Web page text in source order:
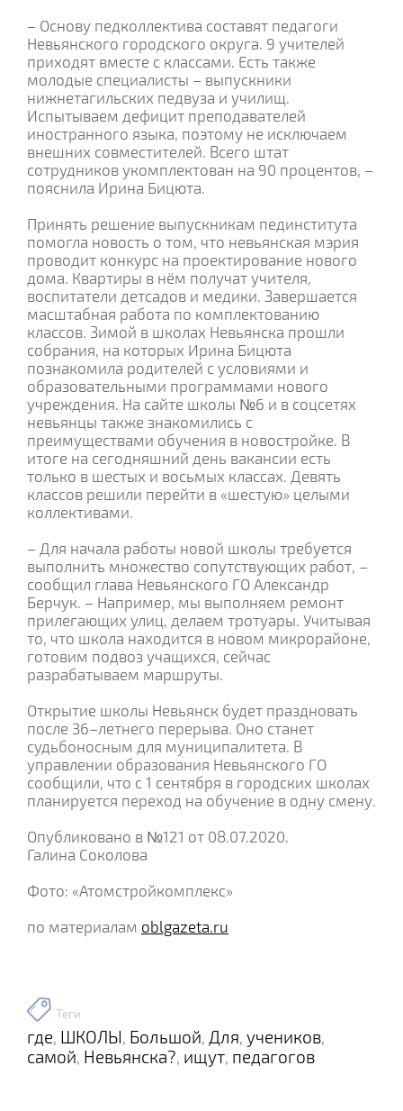
– Основу педколлектива составят педагоги
Невьянского городского округа. 9 учителей
приходят вместе с классами. Есть также
молодые специалисты – выпускники
нижнетагильских педвуза и училищ.
Испытываем дефицит преподавателей
иностранного языка, поэтому не исключаем
внешних совместителей. Всего штат
сотрудников укомплектован на 90 процентов, –
пояснила Ирина Бицюта.
Принять решение выпускникам пединститута
помогла новость о том, что невьянская мэрия
проводит конкурс на проектирование нового
дома. Квартиры в нём получат учителя,
воспитатели детсадов и медики. Завершается
масштабная работа по комплектованию
классов. Зимой в школах Невьянска прошли
собрания, на которых Ирина Бицюта
познакомила родителей с условиями и
образовательными программами нового
учреждения. На сайте школы №6 и в соцсетях
невьянцы также знакомились с
преимуществами обучения в новостройке. В
итоге на сегодняшний день вакансии есть
только в шестых и восьмых классах. Девять
классов решили перейти в «шестую» целыми
коллективами.
– Для начала работы новой школы требуется
выполнить множество сопутствующих работ, –
сообщил глава Невьянского ГО Александр
Берчук. – Например, мы выполняем ремонт
прилегающих улиц, делаем тротуары. Учитывая
то, что школа находится в новом микрорайоне,
готовим подвоз учащихся, сейчас
разрабатываем маршруты.
Открытие школы Невьянск будет праздновать
после 36–летнего перерыва. Оно станет
судьбоносным для муниципалитета. В
управлении образования Невьянского ГО
сообщили, что с 1 сентября в городских школах
планируется переход на обучение в одну смену.
Опубликовано в №121 от 08.07.2020.
Галина Соколова
Фото: «Атомстройкомплекс»
по материалам oblgazeta.ru
Теги
где, ШКОЛЫ, Большой, Для, учеников,
самой, Невьянска?, ищут, педагогов